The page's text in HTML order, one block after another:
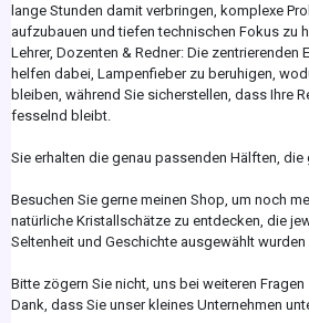
lange Stunden damit verbringen, komplexe
aufzubauen und tiefen technischen Fokus zu
Lehrer, Dozenten & Redner: Die
helfen dabei, Lampenfieber zu beruhigen,
bleiben, während Sie sicherstellen, dass Ihre
fesselnd bleibt.
Sie erhalten die genau passenden Hälften,
Besuchen Sie gerne meinen Shop, um noch
natürliche Kristallschätze zu entdecken, die
Seltenheit und Geschichte ausgewählt wurden
Bitte zögern Sie nicht, uns bei weiteren
Dank, dass Sie unser kleines Unternehmen